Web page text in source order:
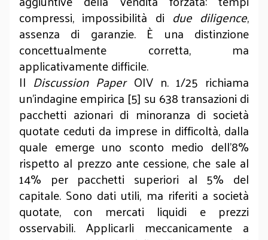
compressi, impossibilità di due diligence,
assenza di garanzie. È una distinzione
concettualmente corretta, ma
applicativamente difficile.
Il Discussion PaperOIV n. 1/25 richiama
un’indagine empirica [5] su 638 transazioni di
pacchetti azionari di minoranza di società
quotate ceduti da imprese in difficoltà, dalla
quale emerge uno sconto medio dell’8%
rispetto al prezzo ante cessione, che sale al
14% per pacchetti superiori al 5% del
capitale. Sono dati utili, ma riferiti a società
quotate, con mercati liquidi e prezzi
osservabili. Applicarli meccanicamente a